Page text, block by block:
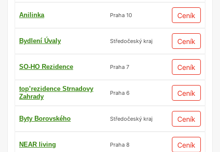
Anilinka Praha 10 Ceník
Bydlení Úvaly Středočeský kraj Ceník
SO-HO Rezidence Praha 7 Ceník
top’rezidence Strnadovy
Zahrady
Praha 6 Ceník
Byty Borovského Středočeský kraj Ceník
NEAR living Praha 8 Ceník